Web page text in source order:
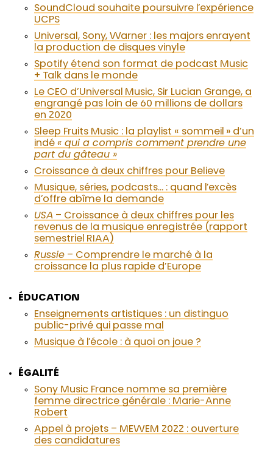
SoundCloud souhaite poursuivre l’expérience
UCPS
Universal, Sony, Warner : les majors enrayent
la production de disques vinyle
Spotify étend son format de podcast Music
+ Talk dans le monde
Le CEO d’Universal Music, Sir Lucian Grange, a
engrangé pas loin de 60 millions de dollars
en 2020
Sleep Fruits Music : la playlist « sommeil » d’un
indé « qui a compris comment prendre une
part du gâteau »
Croissance à deux chiffres pour Believe
Musique, séries, podcasts… : quand l’excès
d’offre abîme la demande
USA – Croissance à deux chiffres pour les
revenus de la musique enregistrée (rapport
semestriel RIAA)
Russie – Comprendre le marché à la
croissance la plus rapide d’Europe
ÉDUCATION
Enseignements artistiques : un distinguo
public-privé qui passe mal
Musique à l’école : à quoi on joue ?
ÉGALITÉ
Sony Music France nomme sa première
femme directrice générale : Marie-Anne
Robert
Appel à projets – MEWEM 2022 : ouverture
des candidatures